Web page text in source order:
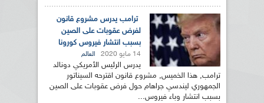
ترامب يدرس مشروع قانون
لفرض عقوبات على الصين
بسبب انتشار فيروس كورونا
14 مايو 2020 العالم
يدرس الرئيس الأمريكي دونالد
ترامب, هذا الخميس, مشروع قانون اقترحه السيناتور
الجمهوري ليندسي جراهام حول فرض عقوبات على الصين
بسبب انتشار وباء فيروس...